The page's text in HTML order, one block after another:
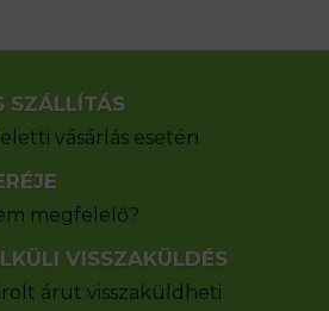
SZÁLLÍTÁS
vásárlás esetén
megfelelő?
VISSZAKÜLDÉS
árut visszaküldheti